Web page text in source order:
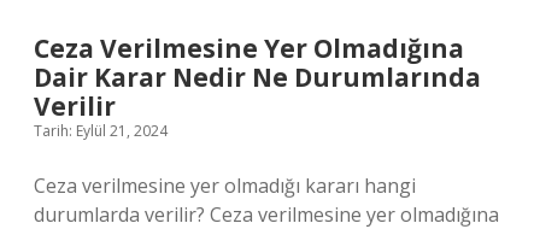
Ceza Verilmesine Yer Olmadığına
Dair Karar Nedir Ne Durumlarında
Verilir
Tarih: Eylül 21, 2024
Ceza verilmesine yer olmadığı kararı hangi
durumlarda verilir? Ceza verilmesine yer olmadığına